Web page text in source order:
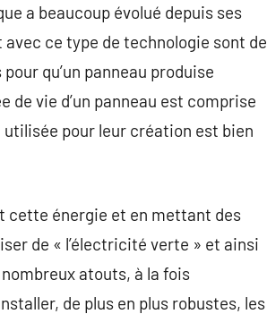
a beaucoup évolué depuis ses
ce type de technologie sont de
qu’un panneau produise
de vie d’un panneau est comprise
pour leur création est bien
cette énergie et en mettant des
de « l’électricité verte » et ainsi
atouts, à la fois
de plus en plus robustes, les